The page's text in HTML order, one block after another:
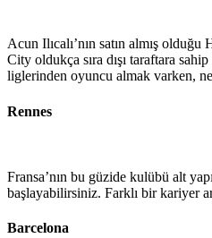
Acun Ilıcalı’nın satın almış
City oldukça sıra dışı taraftara
liglerinden oyuncu almak varken,
Rennes
Fransa’nın bu güzide kulübü alt
başlayabilirsiniz. Farklı bir kariyer
Barcelona